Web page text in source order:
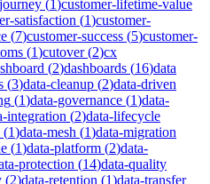
(1)customer-lifetime-value
satisfaction (1)customer-
(7)customer-success (5)customer-
(1)cutover(2)cx
(2)dashboards (16)data
(3)data-cleanup (2)data-driven
(1)data-governance (1)data-
integration (2)data-lifecycle
(1)data-mesh (1)data-migration
(1)data-platform (2)data-
protection (14)data-quality
(2)data-retention (1)data-transfer